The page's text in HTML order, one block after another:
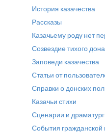
История казачества
Рассказы
Казачьему роду нет
Созвездие тихого дона
Заповеди казачества
Статьи от
Справки о донских
Казачьи стихи
Сценарии и
События гражданской